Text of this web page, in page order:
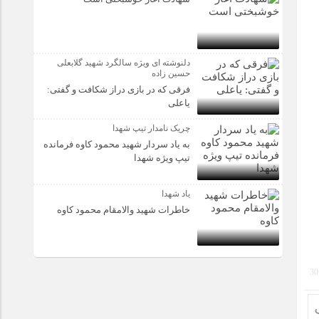
30
دلنوشته ای ویژه سالگرد شهید گلابعلی
حسین زاده
فرقی که در بازی دراز شکافت و گفتی:
یاعلی
چریک نامدار تیپ شهدا
به یاد سردار شهید محمود کاوه فرمانده
تیپ ویژه شهدا
یاد شهدا
خاطرات شهید والامقام محمود کاوه‌